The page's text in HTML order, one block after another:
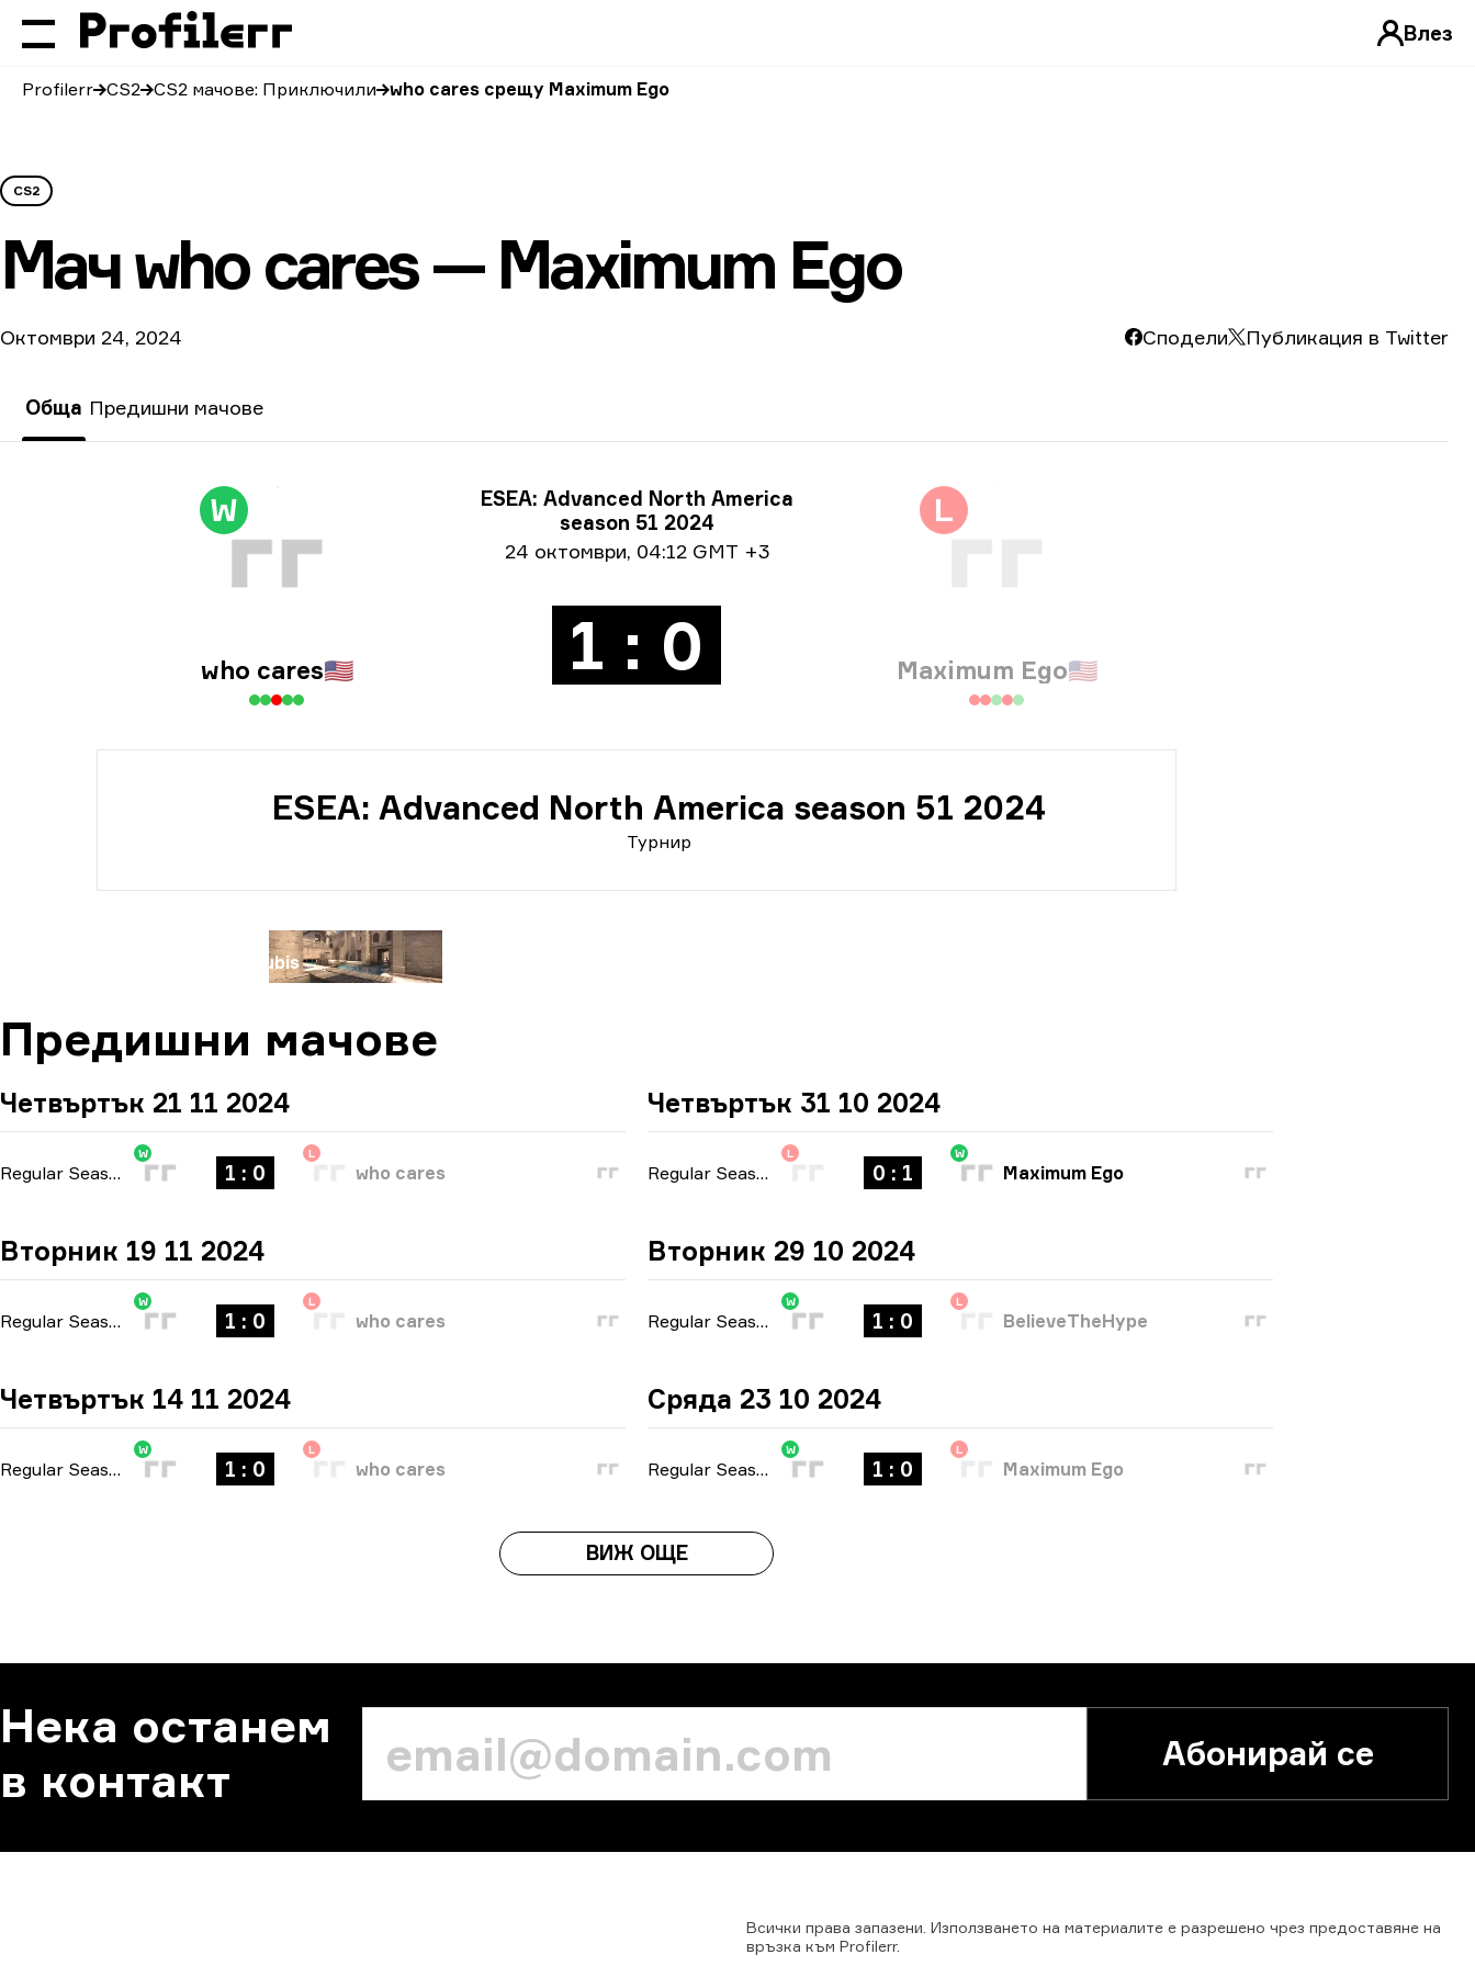
Влез
Profilerr CS2 CS2 мачове: Приключили who cares срещу Maximum Ego
CS2
Мачwho cares — Maximum Ego
Октомври 24, 2024 Сподели Публикация в Twitter
Обща Предишни мачове
Информация за турнира
ESEA: Advanced North America
season 51 2024
Информация за дата
24 октомври, 04:12 GMT +3
W
who cares🇺🇸 1 : 0
L
Maximum Ego🇺🇸
Турнир
ESEA: Advanced North America season 51 2024
Anubis
Предишни мачове
Четвъртък 21 11 2024
Regular Season -bo1
W
1 : 0
L
who cares
Вторник 19 11 2024
Regular Season -bo1
W
1 : 0
L
who cares
Четвъртък 14 11 2024
Regular Season -bo1
W
1 : 0
L
who cares
Четвъртък 31 10 2024
Regular Season
L
0 : 1
W
Maximum Ego
Вторник 29 10 2024
Regular Season -bo1
W
1 : 0
L
BelieveTheHype
Сряда 23 10 2024
Regular Season -bo1
W
1 : 0
L
Maximum Ego
ВИЖ ОЩЕ
Нека останем
в контакт
Абонирай се
Всички права запазени. Използването на материалите е разрешено чрез предоставяне на
връзка към Profilerr.